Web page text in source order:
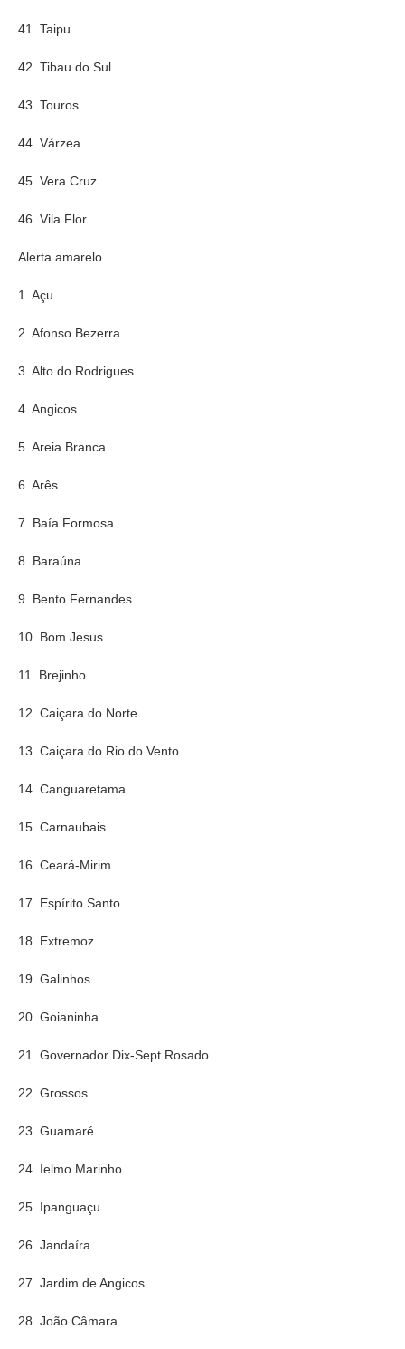
41. Taipu
42. Tibau do Sul
43. Touros
44. Várzea
45. Vera Cruz
46. Vila Flor
Alerta amarelo
1. Açu
2. Afonso Bezerra
3. Alto do Rodrigues
4. Angicos
5. Areia Branca
6. Arês
7. Baía Formosa
8. Baraúna
9. Bento Fernandes
10. Bom Jesus
11. Brejinho
12. Caiçara do Norte
13. Caiçara do Rio do Vento
14. Canguaretama
15. Carnaubais
16. Ceará-Mirim
17. Espírito Santo
18. Extremoz
19. Galinhos
20. Goianinha
21. Governador Dix-Sept Rosado
22. Grossos
23. Guamaré
24. Ielmo Marinho
25. Ipanguaçu
26. Jandaíra
27. Jardim de Angicos
28. João Câmara